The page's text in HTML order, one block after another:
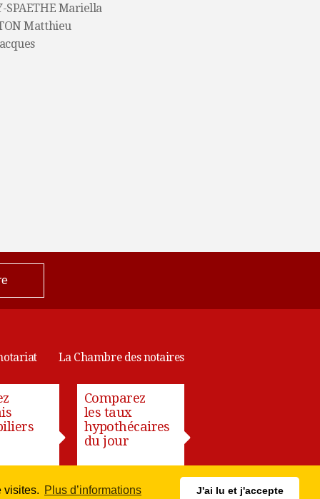
visites. Plus d’informations J'ai lu et j'accepte
SPAETHE Mariella
Matthieu
La Chambre des notaires
Comparez
les taux
hypothécaires
du jour